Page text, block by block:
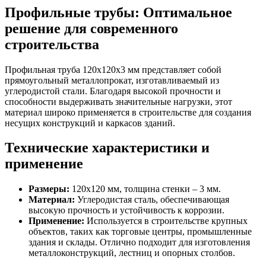
Профильные трубы: Оптимальное
решение для современного
строительства
Профильная труба 120х120х3 мм представляет собой
прямоугольный металлопрокат, изготавливаемый из
углеродистой стали. Благодаря высокой прочности и
способности выдерживать значительные нагрузки, этот
материал широко применяется в строительстве для создания
несущих конструкций и каркасов зданий.
Технические характеристики и
применение
Размеры: 120х120 мм, толщина стенки – 3 мм.
Материал: Углеродистая сталь, обеспечивающая
высокую прочность и устойчивость к коррозии.
Применение: Используется в строительстве крупных
объектов, таких как торговые центры, промышленные
здания и склады. Отлично подходит для изготовления
металлоконструкций, лестниц и опорных столбов.